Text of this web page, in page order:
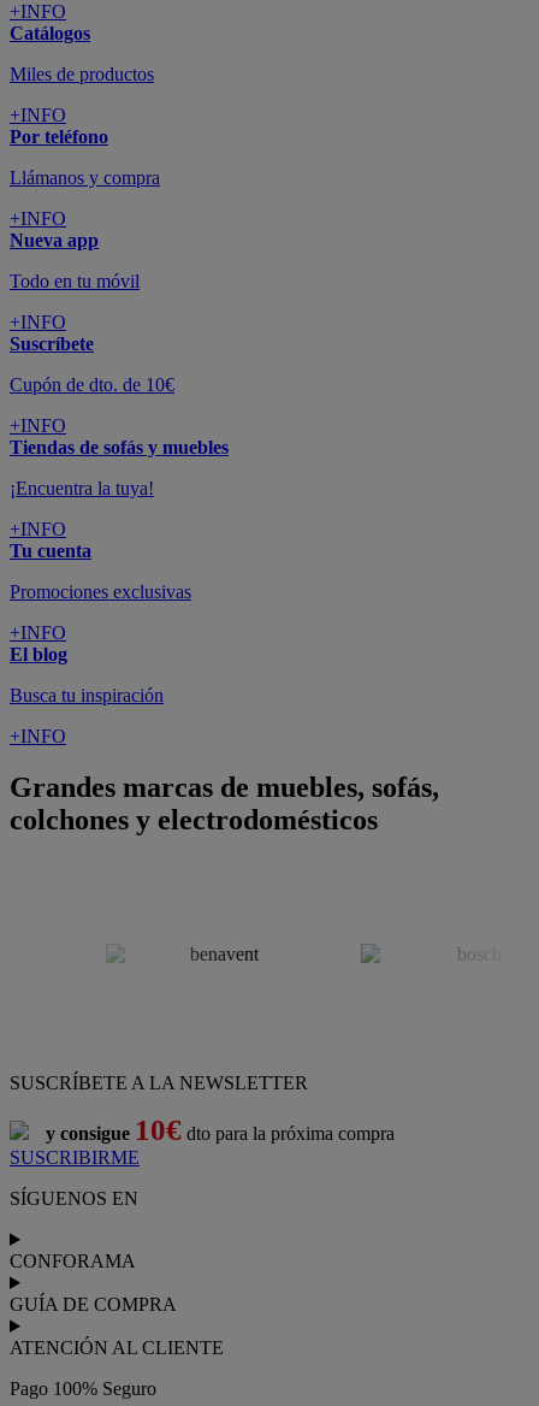
+INFO
Catálogos
Miles de productos
+INFO
Por teléfono
Llámanos y compra
+INFO
Nueva app
Todo en tu móvil
+INFO
Suscríbete
Cupón de dto. de 10€
+INFO
Tiendas de sofás y muebles
¡Encuentra la tuya!
+INFO
Tu cuenta
Promociones exclusivas
+INFO
El blog
Busca tu inspiración
+INFO
Grandes marcas de muebles, sofás,
colchones y electrodomésticos
SUSCRÍBETE A LA NEWSLETTER
y consigue 10€ dto para la próxima compra
SUSCRIBIRME
SÍGUENOS EN
CONFORAMA
GUÍA DE COMPRA
ATENCIÓN AL CLIENTE
Pago 100% Seguro